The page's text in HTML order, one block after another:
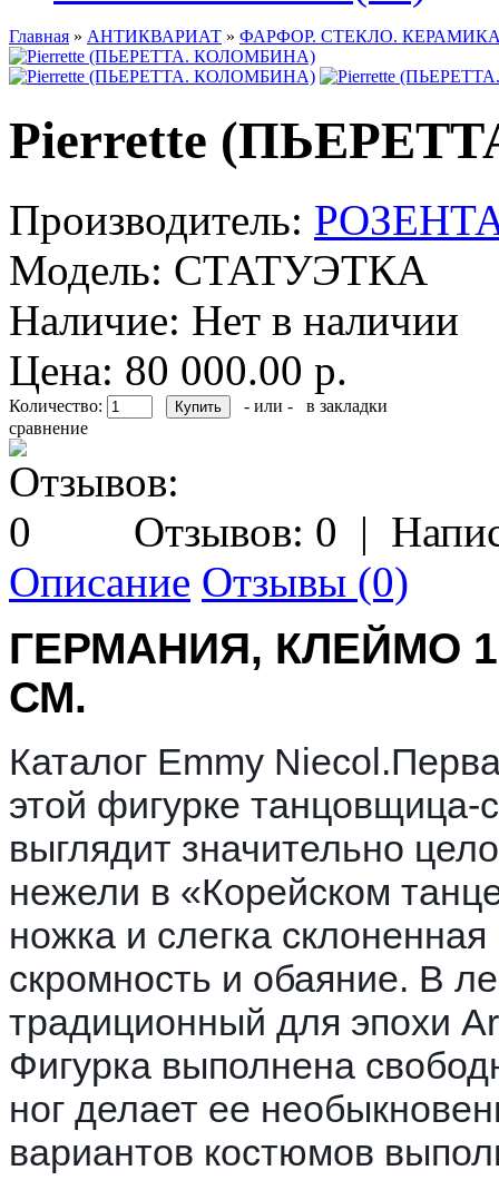
Главная » АНТИКВАРИАТ » ФАРФОР. СТЕКЛО.
Pierrette
Производитель:
Модель: СТАТУЭТКА
Наличие: Нет в наличии
Цена: 80 000.00 р.
Количество: - или -
в закладки
сравнение
Отзывов: 0 |
Описание Отзывы (0)
ГЕРМАНИЯ, КЛЕЙМО
СМ.
Каталог Emmy Niecol.
этой фигурке
выглядит значительно
нежели в «Корейском
ножка и слегка
скромность и обаяние. В
традиционный для эпохи
Фигурка выполнена
ног делает ее
вариантов костюмов